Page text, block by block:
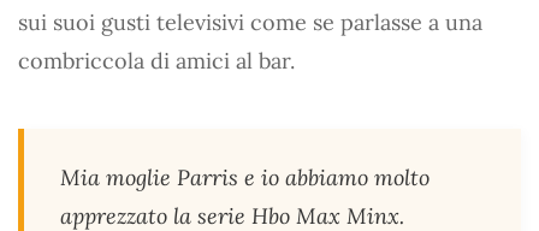
sui suoi gusti televisivi come se parlasse a una
combriccola di amici al bar.
Mia moglie Parris e io abbiamo molto
apprezzato la serie Hbo Max Minx.